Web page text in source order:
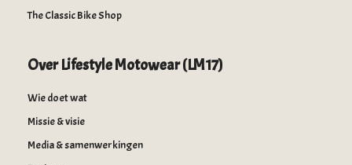
The Classic Bike Shop
Over Lifestyle Motowear (LM17)
Wie doet wat
Missie & visie
Media & samenwerkingen